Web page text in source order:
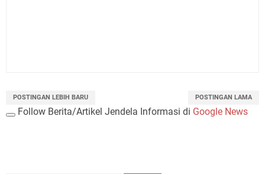
POSTINGAN LEBIH BARU POSTINGAN LAMA
Follow Berita/Artikel Jendela Informasi di Google News